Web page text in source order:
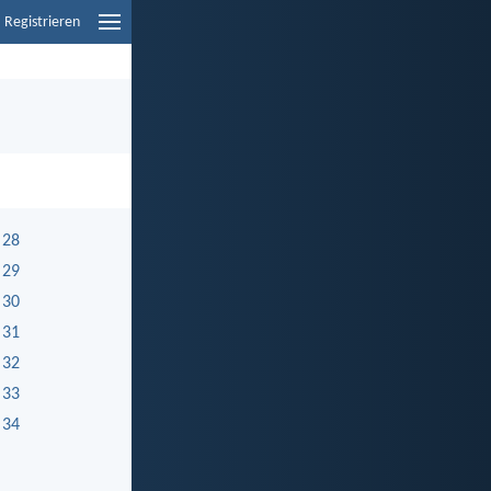
Registrieren